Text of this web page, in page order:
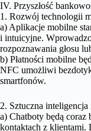
IV. Przyszłość
1. Rozwój technologii
a) Aplikacje mobilne
i intuicyjne.
rozpoznawania głosu
b) Płatności mobilne
NFC umożliwi
smartfonów.
2. Sztuczna inteligencja
a) Chatboty będą
kontaktach z klientami.